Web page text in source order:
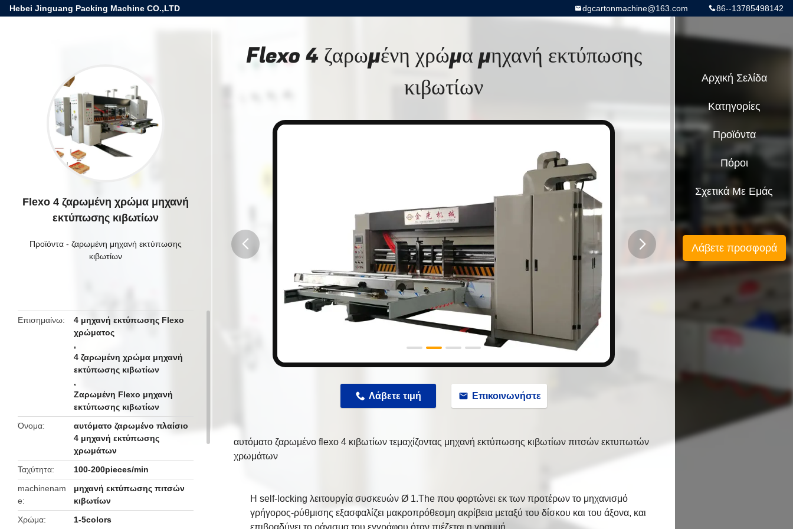
Hebei Jinguang Packing Machine CO.,LTD 86--13785498142
dgcartonmachine@163.com
Flexo 4 ζαρωμένη χρώμα μηχανή
εκτύπωσης κιβωτίων
Προϊόντα - ζαρωμένη μηχανή εκτύπωσης
κιβωτίων
Επισημαίνω
4 μηχανή εκτύπωσης Flexo
χρώματος
,
4 ζαρωμένη χρώμα μηχανή
εκτύπωσης κιβωτίων
,
Ζαρωμένη Flexo μηχανή
εκτύπωσης κιβωτίων
Όνομα
αυτόματο ζαρωμένο πλαίσιο
4 μηχανή εκτύπωσης
χρωμάτων
Ταχύτητα
100-200pieces/min
machinenam
e
μηχανή εκτύπωσης πιτσών
κιβωτίων
Χρώμα
1-5colors
Flexo 4 ζαρωμένη χρώμα μηχανή εκτύπωσης
κιβωτίων
Λάβετε τιμή Επικοινωνήστε
αυτόματο ζαρωμένο flexo 4 κιβωτίων τεμαχίζοντας μηχανή εκτύπωσης κιβωτίων πιτσών εκτυπωτών
χρωμάτων
Η self-locking λειτουργία συσκευών Ø 1.The που φορτώνει εκ των προτέρων το μηχανισμό
γρήγορος-ρύθμισης εξασφαλίζει μακροπρόθεσμη ακρίβεια μεταξύ του δίσκου και του άξονα, και
Αρχική Σελίδα
Κατηγορίες
Προϊόντα
Πόροι
Σχετικά Με Εμάς
Λάβετε προσφορά